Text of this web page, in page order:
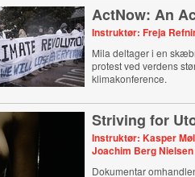
ActNow: An
Instruktør: Freja
Mila deltager i en
protest ved verdens
klimakonference.
Striving for
Instruktør: Kasper
Joachim Berg Nielsen
Dokumentar